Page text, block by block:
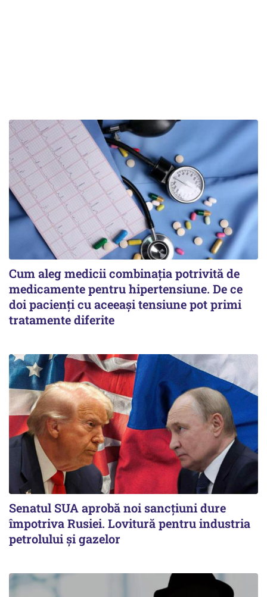
Cum aleg medicii combinația potrivită de
medicamente pentru hipertensiune. De ce
doi pacienți cu aceeași tensiune pot primi
tratamente diferite
Senatul SUA aprobă noi sancțiuni dure
împotriva Rusiei. Lovitură pentru industria
petrolului și gazelor